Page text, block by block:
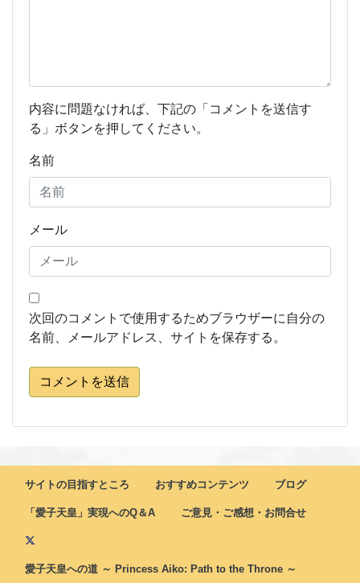
内容に問題なければ、下記の「コメントを送信す
る」ボタンを押してください。
名前
メール
次回のコメントで使用するためブラウザーに自分の
名前、メールアドレス、サイトを保存する。
コメントを送信
サイトの目指すところ おすすめコンテンツ ブログ
「愛子天皇」実現へのQ＆A ご意見・ご感想・お問合せ
愛子天皇への道 ～ Princess Aiko: Path to the Throne ～